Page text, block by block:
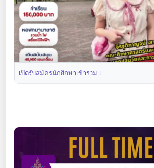
เปิดรับสมัครนักศึกษาเข้าร่วม เ...